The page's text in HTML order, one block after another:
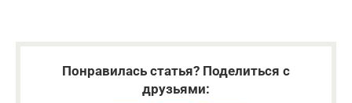
Понравилась статья? Поделиться с
друзьями: